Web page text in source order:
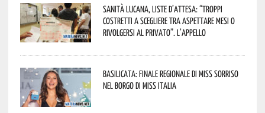
Sanità lucana, liste d’attesa: “Troppi
costretti a scegliere tra aspettare mesi o
rivolgersi al privato”. L’appello
Basilicata: finale regionale di Miss Sorriso
nel borgo di Miss Italia